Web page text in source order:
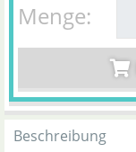
Menge:
Beschreibung